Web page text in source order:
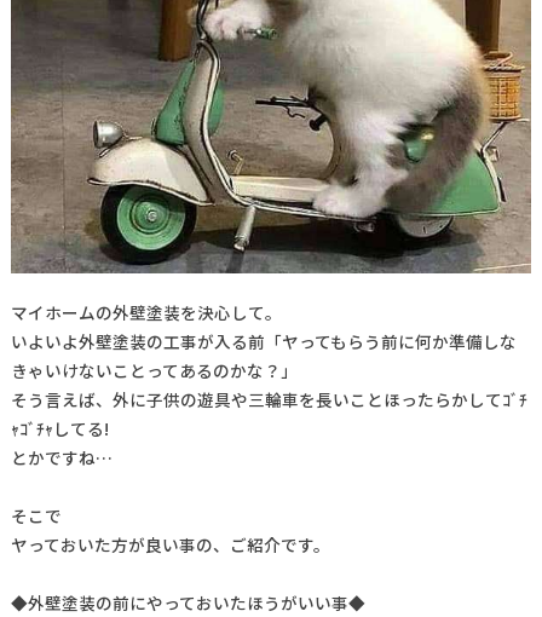
マイホームの外壁塗装を決心して。
いよいよ外壁塗装の工事が入る前「ヤってもらう前に何か準備しな
きゃいけないことってあるのかな？」
そう言えば、外に子供の遊具や三輪車を長いことほったらかしてｺﾞﾁ
ｬｺﾞﾁｬしてる!
とかですね…
そこで
ヤっておいた方が良い事の、ご紹介です。
◆外壁塗装の前にやっておいたほうがいい事◆